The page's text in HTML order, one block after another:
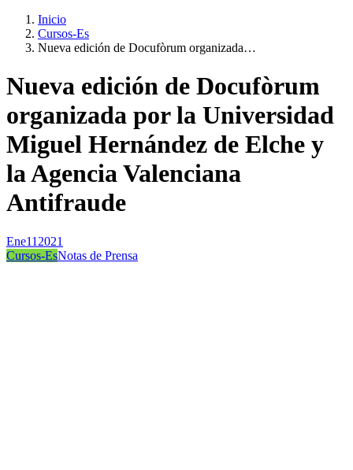
Inicio
Cursos-Es
Nueva edición de Docufòrum organizada…
Nueva edición de Docufòrum
organizada por la Universidad
Miguel Hernández de Elche y
la Agencia Valenciana
Antifraude
Ene11 2021
Cursos-EsNotas de Prensa